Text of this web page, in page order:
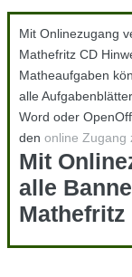
Mit Onlinezugang
Mathefritz CD
Matheaufgaben
alle
Word oder
den online Zugang
Mit
alle
Mathefritz